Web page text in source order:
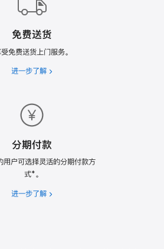
划
免费送货
免费送货上门服务。
进一步了解 免
分期付款
用户可选择灵活的分期付款方
式*。
进一步了解 分